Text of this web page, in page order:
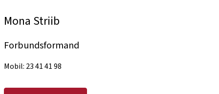
Mona Striib
Forbundsformand
Mobil: 23 41 41 98